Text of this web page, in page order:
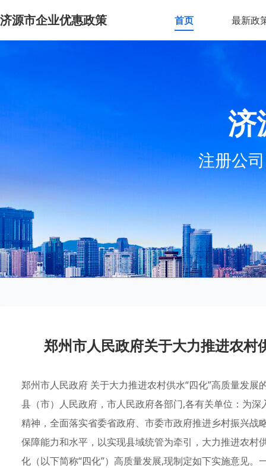
济源市企业优惠政策 首页 最新政
济
注册公
郑州市人民政府关于大力推进农村
郑州市人民政府 关于大力推进农村供水“四化”高质量发
县（市）人民政府，市人民政府各部门,各有关单位：为
精神，全面落实省委省政府、市委市政府推进乡村振兴战
保障能力和水平，以实现县域统管为牵引，大力推进农
化（以下简称“四化”）高质量发展,现制定如下实施意见